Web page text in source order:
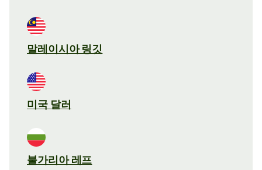
말레이시아 링깃
미국 달러
불가리아 레프